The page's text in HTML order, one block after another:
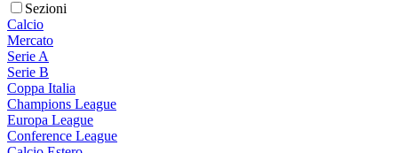
Sezioni
Calcio
Mercato
Serie A
Serie B
Coppa Italia
Champions League
Europa League
Conference League